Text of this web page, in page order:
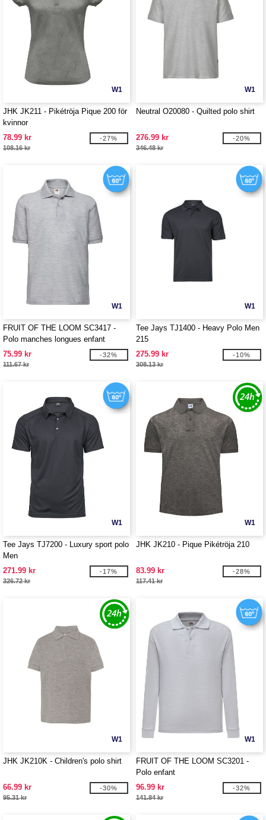
W1
JHK JK211 - Pikétröja Pique 200 för
kvinnor
78.99 kr
108.16 kr
-27%
W1
Neutral O20080 - Quilted polo shirt
276.99 kr
346.48 kr
-20%
W1
FRUIT OF THE LOOM SC3417 -
Polo manches longues enfant
75.99 kr
111.67 kr
-32%
W1
Tee Jays TJ1400 - Heavy Polo Men
215
275.99 kr
308.13 kr
-10%
W1
Tee Jays TJ7200 - Luxury sport polo
Men
271.99 kr
326.72 kr
-17%
W1
JHK JK210 - Pique Pikétröja 210
83.99 kr
117.41 kr
-28%
W1
JHK JK210K - Children's polo shirt
66.99 kr
95.31 kr
-30%
W1
FRUIT OF THE LOOM SC3201 -
Polo enfant
96.99 kr
141.84 kr
-32%